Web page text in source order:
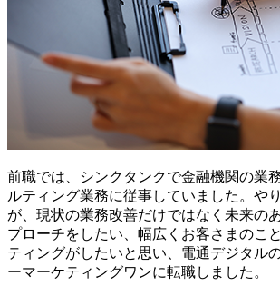
前職では、シンクタンクで金融機関の業
ルティング業務に従事していました。や
が、現状の業務改善だけではなく未来の
プローチをしたい、幅広くお客さまのこ
ティングがしたいと思い、電通デジタル
ーマーケティングワンに転職しました。